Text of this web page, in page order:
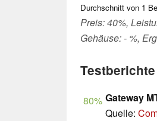
Durchschnitt von 1
Preis: 40%,
Gehäuse: - %,
80% Gateway
Quelle: